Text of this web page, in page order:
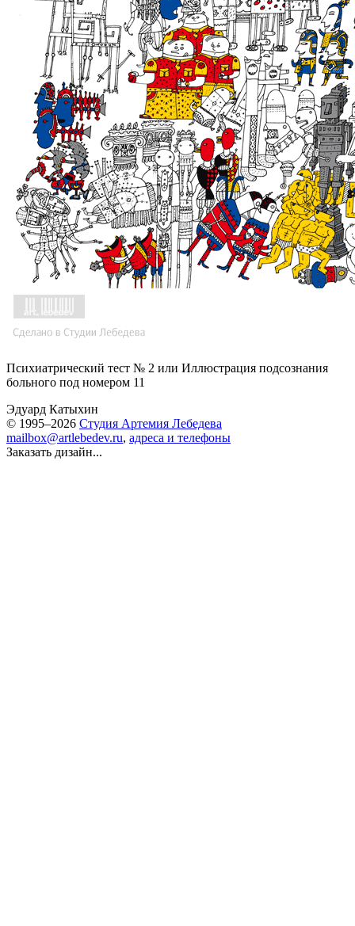
Психиатрический тест № 2 или Иллюстрация подсознания
больного под номером 11
Эдуард Катыхин
© 1995–2026 Студия Артемия Лебедева
mailbox@artlebedev.ru, адреса и телефоны
Заказать дизайн...